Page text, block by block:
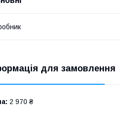
для замовлення
2 970 ₴